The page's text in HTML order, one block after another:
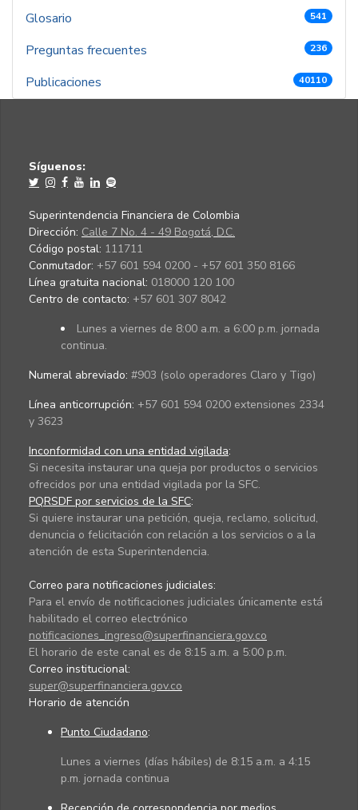
Glosario 541
Preguntas frecuentes 236
Publicaciones 40110
Síguenos:
Superintendencia Financiera de Colombia
Dirección: Calle 7 No. 4 - 49 Bogotá, D.C.
Código postal: 111711
Conmutador: +57 601 594 0200 - +57 601 350 8166
Línea gratuita nacional: 018000 120 100
Centro de contacto: +57 601 307 8042
Lunes a viernes de 8:00 a.m. a 6:00 p.m. jornada
continua.
Numeral abreviado: #903 (solo operadores Claro y Tigo)
Línea anticorrupción: +57 601 594 0200 extensiones 2334
y 3623
Inconformidad con una entidad vigilada:
Si necesita instaurar una queja por productos o servicios
ofrecidos por una entidad vigilada por la SFC.
PQRSDF por servicios de la SFC:
Si quiere instaurar una petición, queja, reclamo, solicitud,
denuncia o felicitación con relación a los servicios o a la
atención de esta Superintendencia.
Correo para notificaciones judiciales:
Para el envío de notificaciones judiciales únicamente está
habilitado el correo electrónico
notificaciones_ingreso@superfinanciera.gov.co
El horario de este canal es de 8:15 a.m. a 5:00 p.m.
Correo institucional:
super@superfinanciera.gov.co
Horario de atención
Punto Ciudadano:
Lunes a viernes (días hábiles) de 8:15 a.m. a 4:15
p.m. jornada continua